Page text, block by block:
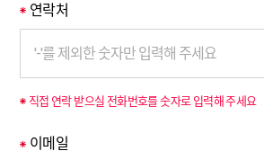
*연락처
*직접 연락 받으실 전화번호를 숫자로 입력해 주세요
*이메일